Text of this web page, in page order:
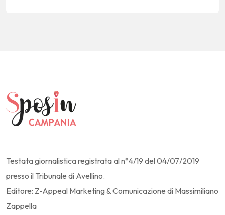
Testata giornalistica registrata al n°4/19 del 04/07/2019
presso il Tribunale di Avellino.
Editore: Z-Appeal Marketing & Comunicazione di Massimiliano
Zappella